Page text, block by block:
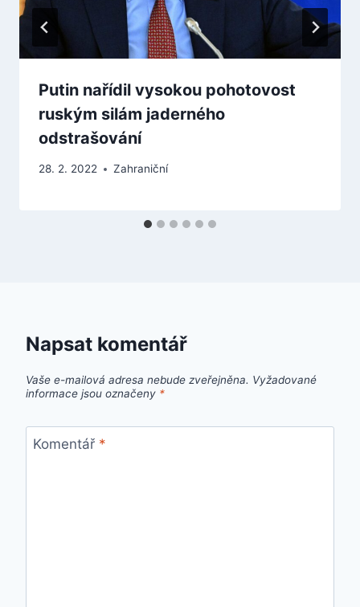
Putin nařídil vysokou pohotovost
ruským silám jaderného
odstrašování
28. 2. 2022 Zahraniční
Napsat komentář
Vaše e-mailová adresa nebude zveřejněna. Vyžadované
informace jsou označeny *
Komentář *